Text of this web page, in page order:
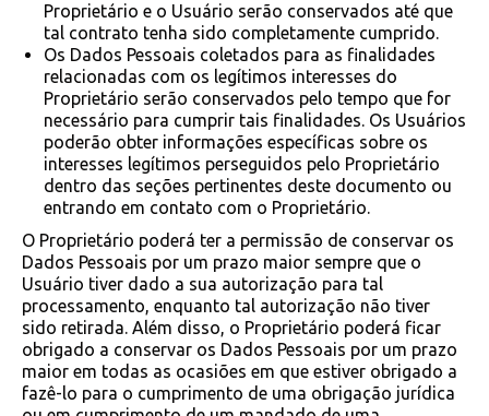
Proprietário e o Usuário serão conservados até que
tal contrato tenha sido completamente cumprido.
Os Dados Pessoais coletados para as finalidades
relacionadas com os legítimos interesses do
Proprietário serão conservados pelo tempo que for
necessário para cumprir tais finalidades. Os Usuários
poderão obter informações específicas sobre os
interesses legítimos perseguidos pelo Proprietário
dentro das seções pertinentes deste documento ou
entrando em contato com o Proprietário.
O Proprietário poderá ter a permissão de conservar os
Dados Pessoais por um prazo maior sempre que o
Usuário tiver dado a sua autorização para tal
processamento, enquanto tal autorização não tiver
sido retirada. Além disso, o Proprietário poderá ficar
obrigado a conservar os Dados Pessoais por um prazo
maior em todas as ocasiões em que estiver obrigado a
fazê-lo para o cumprimento de uma obrigação jurídica